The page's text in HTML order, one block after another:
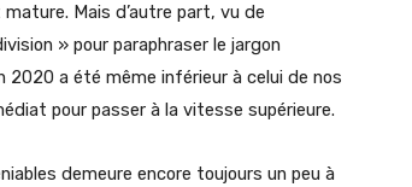
Mais d’autre part, vu de
» pour paraphraser le jargon
2020 a été même inférieur à celui de nos
pour passer à la vitesse supérieure.
demeure encore toujours un peu à